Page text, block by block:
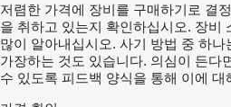
저렴한 가격에 장비를 구매하기로 결
을 취하고 있는지 확인하십시오. 장비
많이 알아내십시오. 사기 방법 중 하
가장하는 것도 있습니다. 의심이 든다
수 있도록 피드백 양식을 통해 이에 대